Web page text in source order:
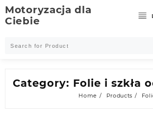
Skip
to
content
Motoryzacja dla
Ciebie
Category: Folie i szkła
Home Products